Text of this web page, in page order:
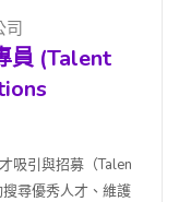
司
員 (Talent
吸引與招募（Talen
尋優秀人才、維護